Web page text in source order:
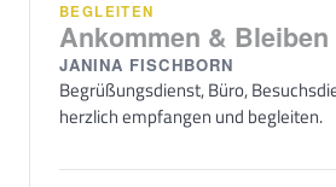
EGLEITEN
Ankommen & Bleiben
JANINA FISCHBORN
Begrüßungsdienst, Büro,
herzlich empfangen und begleiten.